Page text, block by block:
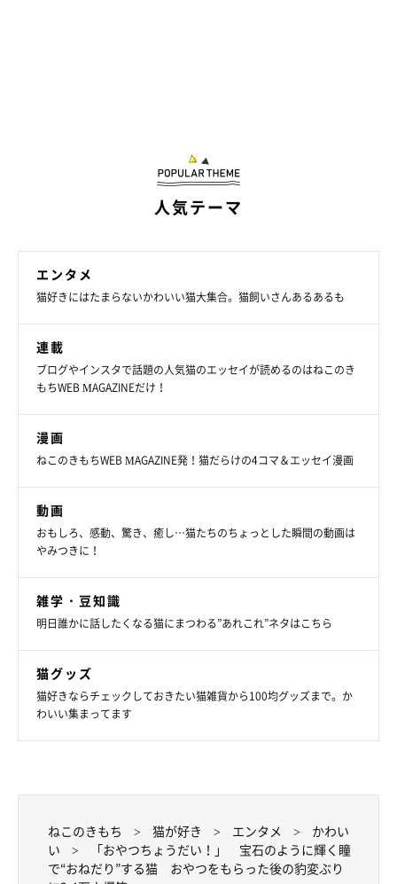
人気テーマ
エンタメ
猫好きにはたまらないかわいい猫大集合。猫飼いさんあるあるも
連載
ブログやインスタで話題の人気猫のエッセイが読めるのはねこのき
もちWEB MAGAZINEだけ！
漫画
ねこのきもちWEB MAGAZINE発！猫だらけの4コマ＆エッセイ漫画
動画
おもしろ、感動、驚き、癒し…猫たちのちょっとした瞬間の動画は
やみつきに！
雑学・豆知識
明日誰かに話したくなる猫にまつわる”あれこれ”ネタはこちら
猫グッズ
猫好きならチェックしておきたい猫雑貨から100均グッズまで。か
わいい集まってます
ねこのきもち 猫が好き エンタメ
かわい
い
「おやつちょうだい！」 宝石のように輝く瞳
で“おねだり”する猫 おやつをもらった後の豹変ぶり